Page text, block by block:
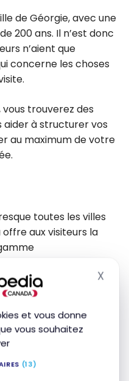
et vous donne
vous souhaitez
(13)
X
de Géorgie, avec une
200 ans. Il n’est donc
n’aient que
concerne les choses
vous trouverez des
aider à structurer vos
au maximum de votre
toutes les villes
aux visiteurs la
de restauration.
les célèbres ailes de
« wet », le poulet et
de barbecue du
restaurants étoilés
dont vous avez envie.